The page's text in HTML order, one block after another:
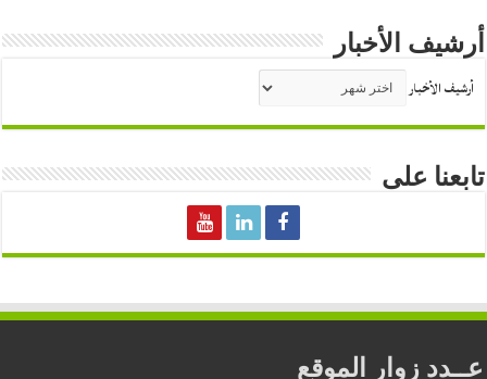
أرشيف الأخبار
أرشيف الأخبار
تابعنا على
عــدد زوار الموقع